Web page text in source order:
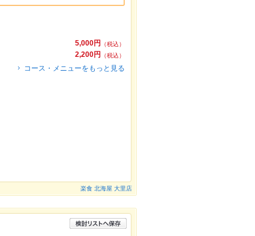
5,000円
（税込）
2,200円
（税込）
コース・メニューをもっと見る
楽食 北海屋 大里店